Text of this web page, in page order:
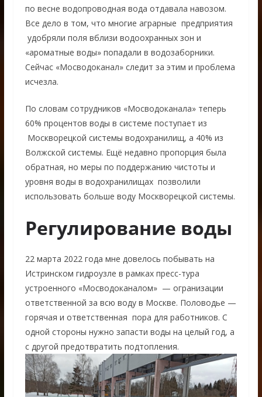
по весне водопроводная вода отдавала навозом.
Все дело в том, что многие аграрные предприятия
удобряли поля вблизи водоохранных зон и
«ароматные воды» попадали в водозаборники.
Сейчас «Мосводоканал» следит за этим и проблема
исчезла.
По словам сотрудников «Мосводоканала» теперь
60% процентов воды в системе поступает из
Москворецкой системы водохранилищ, а 40% из
Волжской системы. Ещё недавно пропорция была
обратная, но меры по поддержанию чистоты и
уровня воды в водохранилищах позволили
использовать больше воду Москворецкой системы.
Регулирование воды
22 марта 2022 года мне довелось побывать на
Истринском гидроузле в рамках пресс-тура
устроенного «Мосводоканалом» — огранизации
ответственной за всю воду в Москве. Половодье —
горячая и ответственная пора для работников. С
одной стороны нужно запасти воды на целый год, а
с другой предотвратить подтопления.